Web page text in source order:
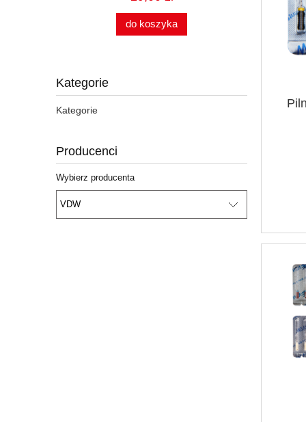
do koszyka
Kategorie
Kategorie
Producenci
Wybierz producenta